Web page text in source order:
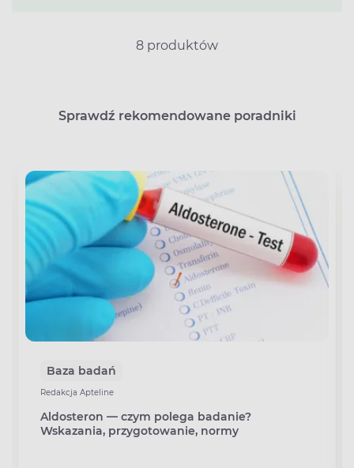
8 produktów
Sprawdź rekomendowane poradniki
Baza badań
Redakcja Apteline
Aldosteron — czym polega badanie?
Wskazania, przygotowanie, normy